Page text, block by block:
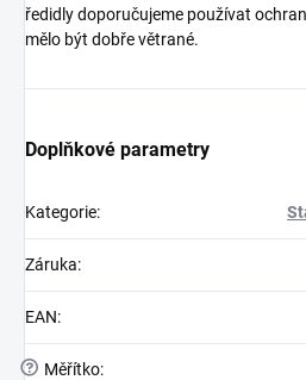
ředidly doporučujeme používat
mělo být dobře větrané.
Doplňkové parametry
Kategorie:
Záruka:
EAN:
? Měřítko: